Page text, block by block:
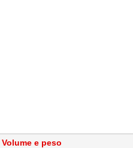
Volume e peso